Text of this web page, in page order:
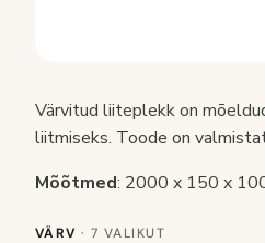
Värvitud liiteplekk on
liitmiseks. Toode on
Mõõtmed: 2000 x 150 x
VÄRV · 7 VALIKUT